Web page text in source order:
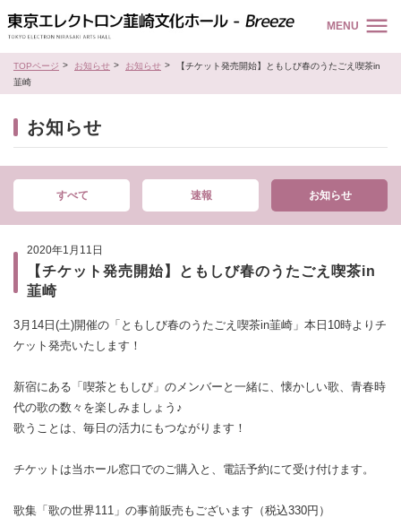
MENU
TOPページ お知らせ お知らせ
【チケット発売開始】ともしび春のうたごえ喫茶in
韮崎
お知らせ
すべて 速報 お知らせ
2020年1月11日
【チケット発売開始】ともしび春のうたごえ喫茶in
韮崎
3月14日(土)開催の「ともしび春のうたごえ喫茶in韮崎」本日10時よりチ
ケット発売いたします！
新宿にある「喫茶ともしび」のメンバーと一緒に、懐かしい歌、青春時
代の歌の数々を楽しみましょう♪
歌うことは、毎日の活力にもつながります！
チケットは当ホール窓口でのご購入と、電話予約にて受け付けます。
歌集「歌の世界111」の事前販売もございます（税込330円）